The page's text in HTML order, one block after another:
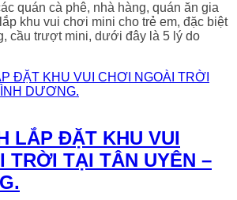
quán cà phê, nhà hàng, quán ăn gia
khu vui chơi mini cho trẻ em, đặc biệt
cầu trượt mini, dưới đây là 5 lý do
LẮP ĐẶT KHU VUI
TRỜI TẠI TÂN UYÊN –